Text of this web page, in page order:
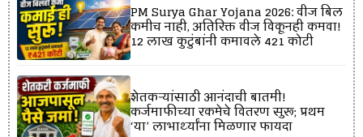
PM Surya Ghar Yojana 2026: वीज बिल
कमीच नाही, अतिरिक्त वीज विकूनही कमवा!
12 लाख कुटुंबांनी कमावले ₹421 कोटी
शेतकऱ्यांसाठी आनंदाची बातमी!
कर्जमाफीच्या रकमेचे वितरण सुरू; प्रथम
‘या’ लाभार्थ्यांना मिळणार फायदा